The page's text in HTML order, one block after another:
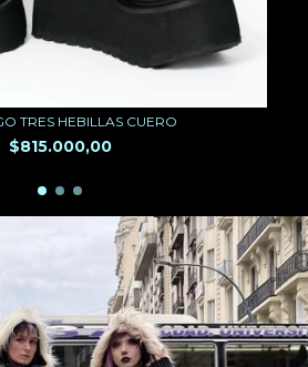
TRES HEBILLAS CUERO
$815.000,00